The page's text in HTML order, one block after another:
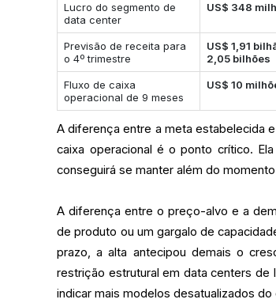
Lucro do segmento de
data center
US$ 348
Previsão de receita para
o 4º trimestre
US$ 1,91
2,05 bilhões
Fluxo de caixa
operacional de 9 meses
US$ 10
A diferença entre a meta estabelecida
caixa operacional é o ponto crítico.
conseguirá se manter além do
A diferença entre o preço-alvo e a
de produto ou um gargalo de
prazo, a alta antecipou demais o
restrição estrutural em data centers
indicar mais modelos desatualizados